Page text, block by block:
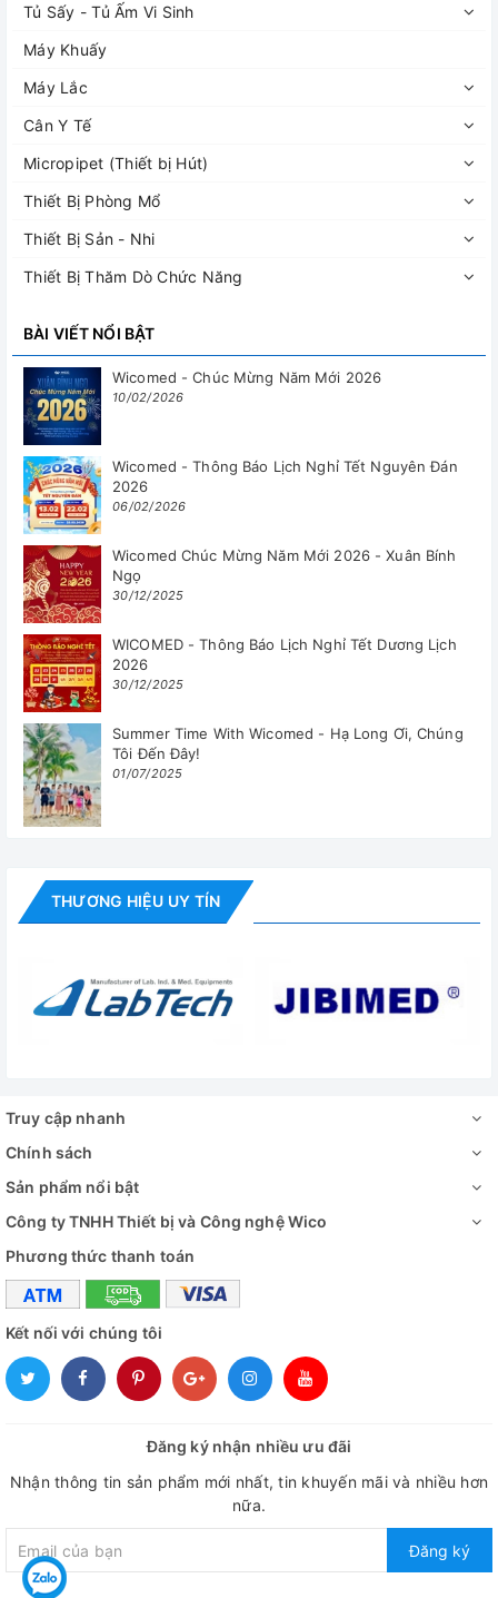
Tủ Sấy - Tủ Ấm Vi Sinh
Máy Khuấy
Máy Lắc
Cân Y Tế
Micropipet (Thiết bị Hút)
Thiết Bị Phòng Mổ
Thiết Bị Sản - Nhi
Thiết Bị Thăm Dò Chức Năng
BÀI VIẾT NỔI BẬT
Wicomed - Chúc Mừng Năm Mới 2026
10/02/2026
Wicomed - Thông Báo Lịch Nghỉ Tết Nguyên Đán
2026
06/02/2026
Wicomed Chúc Mừng Năm Mới 2026 - Xuân Bính
Ngọ
30/12/2025
WICOMED - Thông Báo Lịch Nghỉ Tết Dương Lịch
2026
30/12/2025
Summer Time With Wicomed - Hạ Long Ơi, Chúng
Tôi Đến Đây!
01/07/2025
THƯƠNG HIỆU UY TÍN
Truy cập nhanh
Chính sách
Sản phẩm nổi bật
Công ty TNHH Thiết bị và Công nghệ Wico
Phương thức thanh toán
Kết nối với chúng tôi
Đăng ký nhận nhiều ưu đãi
Nhận thông tin sản phẩm mới nhất, tin khuyến mãi và nhiều hơn
nữa.
Đăng ký